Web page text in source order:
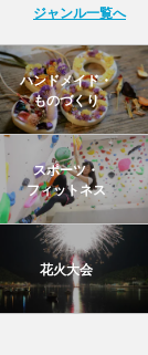
ジャンル一覧へ
ハンドメイド・
ものづくり
スポーツ・
フィットネス
花火大会